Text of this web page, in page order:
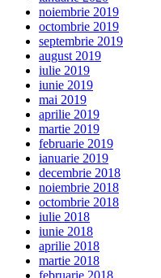
noiembrie 2019
octombrie 2019
septembrie 2019
august 2019
iulie 2019
iunie 2019
mai 2019
aprilie 2019
martie 2019
februarie 2019
ianuarie 2019
decembrie 2018
noiembrie 2018
octombrie 2018
iulie 2018
iunie 2018
aprilie 2018
martie 2018
februarie 2018